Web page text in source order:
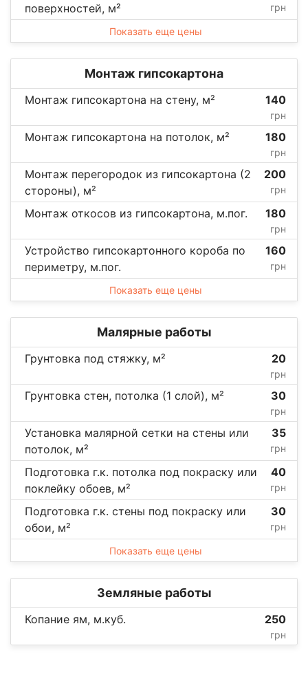
поверхностей, м²
грн
Показать еще цены
Монтаж гипсокартона
Монтаж гипсокартона на стену, м² 140
грн
Монтаж гипсокартона на потолок, м² 180
грн
Монтаж перегородок из гипсокартона (2
стороны), м²
200
грн
Монтаж откосов из гипсокартона, м.пог. 180
грн
Устройство гипсокартонного короба по
периметру, м.пог.
160
грн
Показать еще цены
Малярные работы
Грунтовка под стяжку, м² 20
грн
Грунтовка стен, потолка (1 слой), м² 30
грн
Установка малярной сетки на стены или
потолок, м²
35
грн
Подготовка г.к. потолка под покраску или
поклейку обоев, м²
40
грн
Подготовка г.к. стены под покраску или
обои, м²
30
грн
Показать еще цены
Земляные работы
Копание ям, м.куб. 250
грн